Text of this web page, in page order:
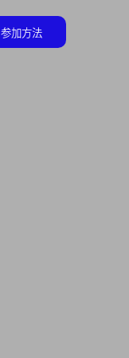
参加方法